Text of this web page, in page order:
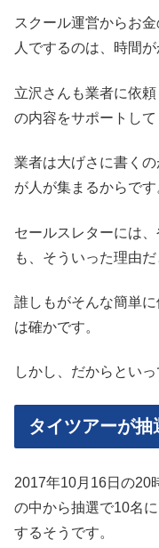
スクール運営からお
人でするのは、時間
立沢さんも業者に依
の内容をサポートして
業者は大げさに書く
が人が集まるからです
セールスレターには
も、そういった理由だ
誰しもがそんな簡単
は確かです。
しかし、だからとい
タイツアーが
2017年10月16日の20
の中から抽選で10名
するそうです。